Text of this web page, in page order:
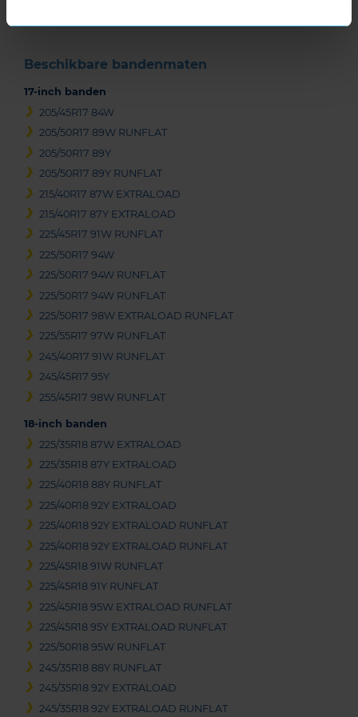
Beschikbare bandenmaten
17-inch banden
205/45R17 84W
205/50R17 89W RUNFLAT
205/50R17 89Y
205/50R17 89Y RUNFLAT
215/40R17 87W EXTRALOAD
215/40R17 87Y EXTRALOAD
225/45R17 91W RUNFLAT
225/50R17 94W
225/50R17 94W RUNFLAT
225/50R17 94W RUNFLAT
225/50R17 98W EXTRALOAD RUNFLAT
225/55R17 97W RUNFLAT
245/40R17 91W RUNFLAT
245/45R17 95Y
255/45R17 98W RUNFLAT
18-inch banden
225/35R18 87W EXTRALOAD
225/35R18 87Y EXTRALOAD
225/40R18 88Y RUNFLAT
225/40R18 92Y EXTRALOAD
225/40R18 92Y EXTRALOAD RUNFLAT
225/40R18 92Y EXTRALOAD RUNFLAT
225/45R18 91W RUNFLAT
225/45R18 91Y RUNFLAT
225/45R18 95W EXTRALOAD RUNFLAT
225/45R18 95Y EXTRALOAD RUNFLAT
225/50R18 95W RUNFLAT
245/35R18 88Y RUNFLAT
245/35R18 92Y EXTRALOAD
245/35R18 92Y EXTRALOAD RUNFLAT